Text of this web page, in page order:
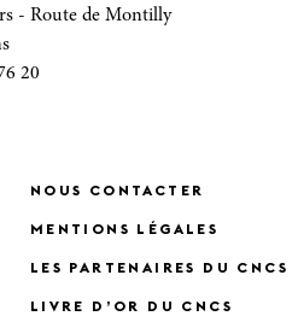
- Route de Montilly
20
NOUS CONTACTER
MENTIONS LÉGALES
LES PARTENAIRES DU CNCS
LIVRE D’OR DU CNCS